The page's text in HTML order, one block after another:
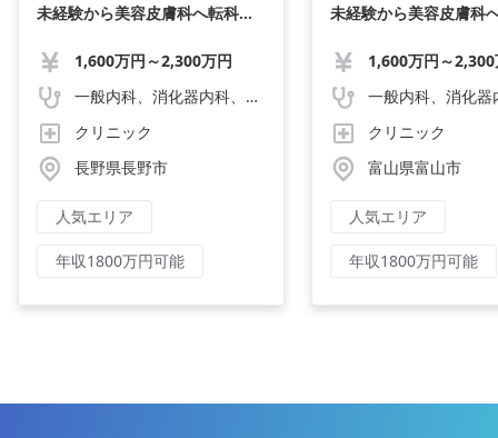
未経験から美容皮膚科へ転科希
収2,000万円〜/週4日勤務可/40
代までの先生活躍中
1,600万円～2,300万円
一般内科、消化器内科、循環器内科、呼吸器内科、血液内科、心療内科、脳神経内科、内分泌内科、老人内科、一般外科、消化器外科、心臓外科、呼吸器外科、脳神経外科、整形外科、形成外科、リハビリテーション科、小児科、産婦人科、婦人科、精神科、眼科、耳鼻咽喉科、皮膚科、泌尿器科、放射線科、人工透析、麻酔科、美容外科、人間ドック・検診、その他
クリニック
長野県長野市
人気エリア
年収1800万円可能
未経験から美容皮膚科
収2,000万円〜/週4日
代までの先生活躍中
1,600万円～
クリニック
富山県富山市
人気エリア
年収1800万円可能